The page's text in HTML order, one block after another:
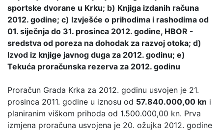
sportske dvorane u Krku; b) Knjiga izdanih računa
2012. godine; c) Izvješće o prihodima i rashodima od
01. siječnja do 31. prosinca 2012. godine, HBOR -
sredstva od poreza na dohodak za razvoj otoka; d)
Izvod iz knjige javnog duga za 2012. godinu; e)
Tekuća proračunska rezerva za 2012. godinu
Proračun Grada Krka za 2012. godinu usvojen je 21.
prosinca 2011. godine u iznosu od 57.840.000,00 kn i
planiranim viškom prihoda od 1.500.000,00 kn. Prva
izmjena proračuna usvojena je 20. ožujka 2012. godine